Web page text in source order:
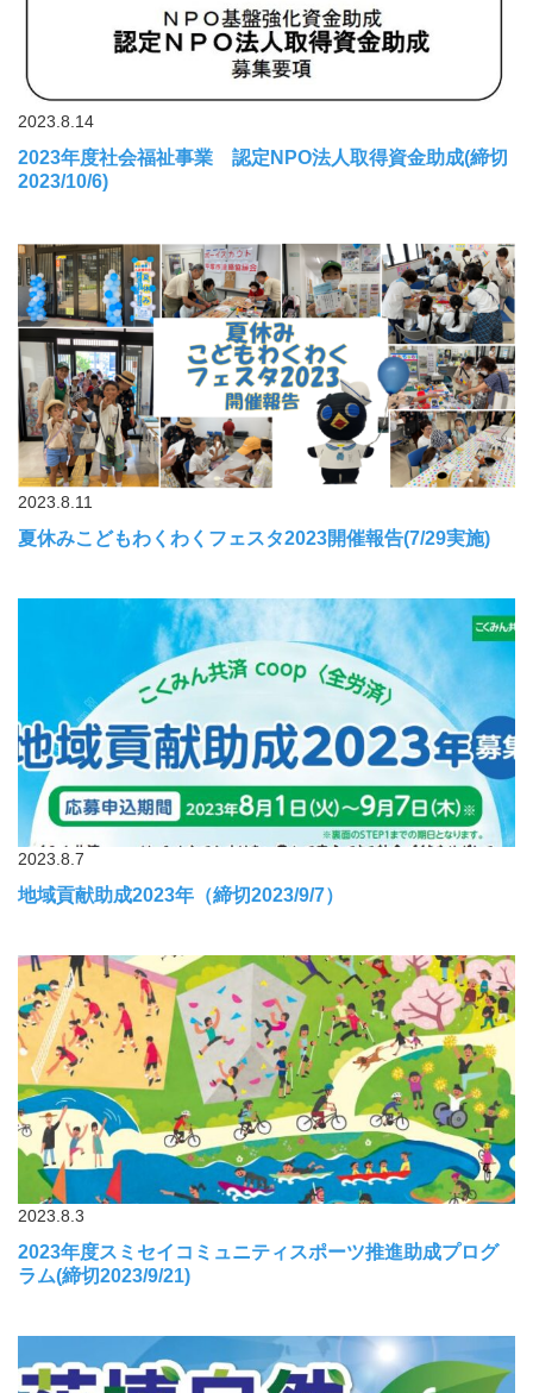
2023.8.14
2023年度社会福祉事業 認定NPO法人取得資金助成(締切
2023/10/6)
2023.8.11
夏休みこどもわくわくフェスタ2023開催報告(7/29実施)
2023.8.7
地域貢献助成2023年（締切2023/9/7）
2023.8.3
2023年度スミセイコミュニティスポーツ推進助成プログ
ラム(締切2023/9/21)